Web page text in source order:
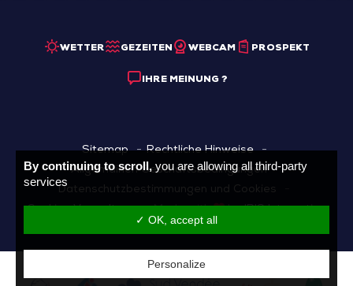
WETTER GEZEITEN WEBCAM PROSPEKT
IHRE MEINUNG ?
Sitemap
Rechtliche Hinweise
Allgemainen Geschäftsbedingungen
Datenschutzbestimmungen und Cookies
By continuing to scroll, you are allowing all third-party
services
✓ OK, accept all
Personalize